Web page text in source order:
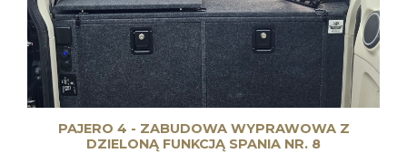
PAJERO 4 - ZABUDOWA WYPRAWOWA Z
DZIELONĄ FUNKCJĄ SPANIA NR. 8